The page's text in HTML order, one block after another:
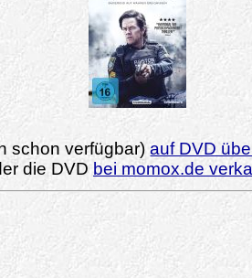
schon verfügbar)auf DVD
die DVD bei momox.de